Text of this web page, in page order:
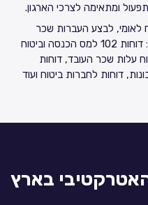
ומתאימה לצרכי הארגון.
לאומי, לבצע העברות שכר
לבנקים ע"י מ.ס.ב, להפיק מסמכים כגון: דוחות 102 למס הכנסה וביטוח
כרטיס 101 לעובד, דוח עלות שכר העובד, דוחות
דוחות לחברות ביטוח ועוד
בארץ